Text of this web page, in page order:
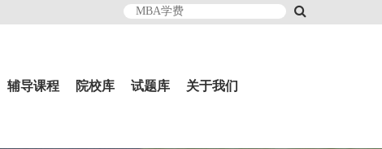
辅导课程 院校库 试题库 关于我们